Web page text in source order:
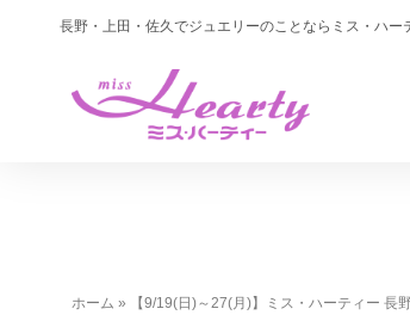
長野・上田・佐久でジュエリーのことならミス・ハー
ホーム » 【9/19(日)～27(月)】ミス・ハーティー 長